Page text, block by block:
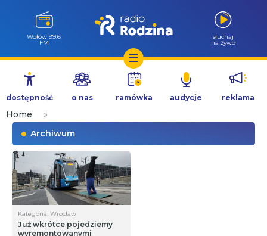
Przejdź
treści
Wołów 99.6
FM
słuchaj
na żywo
dostępność o nas ramówka audycje reklama
Home
»
Archiwum
Kategoria: Wrocław
Już wkrótce pojedziemy
wyremontowanymi